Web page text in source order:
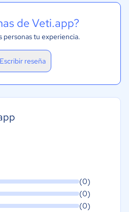
de Veti.app?
personas tu experiencia.
Escribir reseña
(0)
(0)
(0)